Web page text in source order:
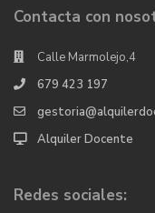
Contacta con
Calle Marmolejo,4
679 423 197
Alquiler Docente
Redes sociales: